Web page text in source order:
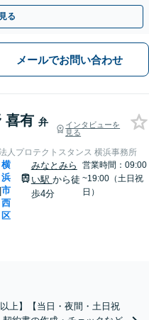
駅徒歩5分】
る
メールでお問い合わせ
喜有 弁
インタビューを
見る
人プロテクトスタンス 横浜事務所
|
横
浜
市
西
区
みなとみら
い駅 から徒
歩4分
営業時間：09:00
~19:00（土日祝
日）
上】【当日・夜間・土日祝